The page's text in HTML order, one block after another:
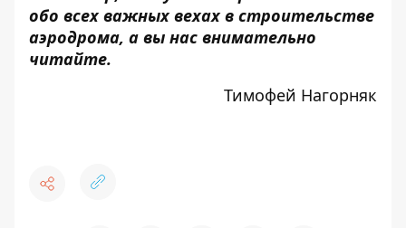
обо всех важных вехах в строительстве
аэродрома, а вы нас внимательно
читайте.
Тимофей Нагорняк